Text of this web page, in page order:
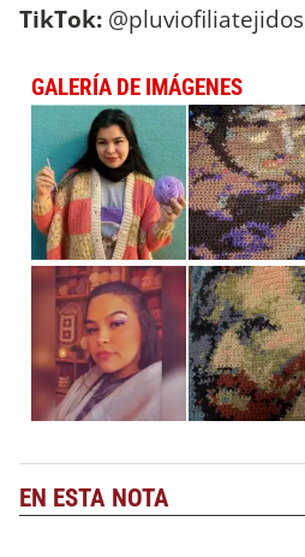
TikTok: @pluviofiliatejidos
GALERÍA DE IMÁGENES
EN ESTA NOTA